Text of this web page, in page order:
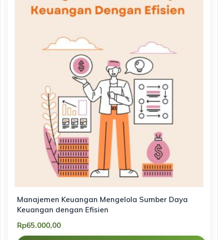
Manajemen Keuangan Mengelola Sumber Daya
Keuangan dengan Efisien
Rp65.000,00